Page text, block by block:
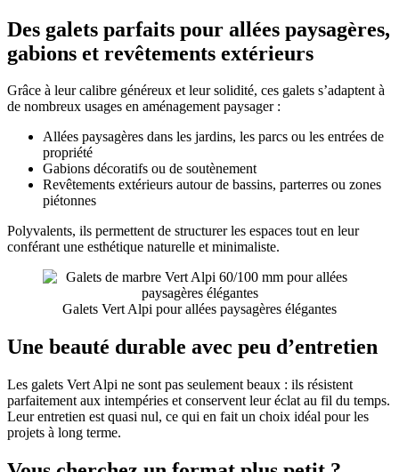
Des galets parfaits pour allées paysagères,
gabions et revêtements extérieurs
Grâce à leur calibre généreux et leur solidité, ces galets s’adaptent à
de nombreux usages en aménagement paysager :
Allées paysagères dans les jardins, les parcs ou les entrées de
propriété
Gabions décoratifs ou de soutènement
Revêtements extérieurs autour de bassins, parterres ou zones
piétonnes
Polyvalents, ils permettent de structurer les espaces tout en leur
conférant une esthétique naturelle et minimaliste.
Galets Vert Alpi pour allées paysagères élégantes
Une beauté durable avec peu d’entretien
Les galets Vert Alpi ne sont pas seulement beaux : ils résistent
parfaitement aux intempéries et conservent leur éclat au fil du temps.
Leur entretien est quasi nul, ce qui en fait un choix idéal pour les
projets à long terme.